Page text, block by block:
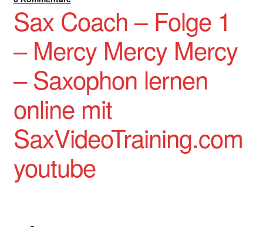
Datenschutz
Disclaimer
Impressum
Impro Basic – Download PDF + mp3
INFOS
Kooperation/Partner
Sax Coach – Folge 1
– Mercy Mercy Mercy
– Saxophon lernen
online mit
SaxVideoTraining.com
youtube